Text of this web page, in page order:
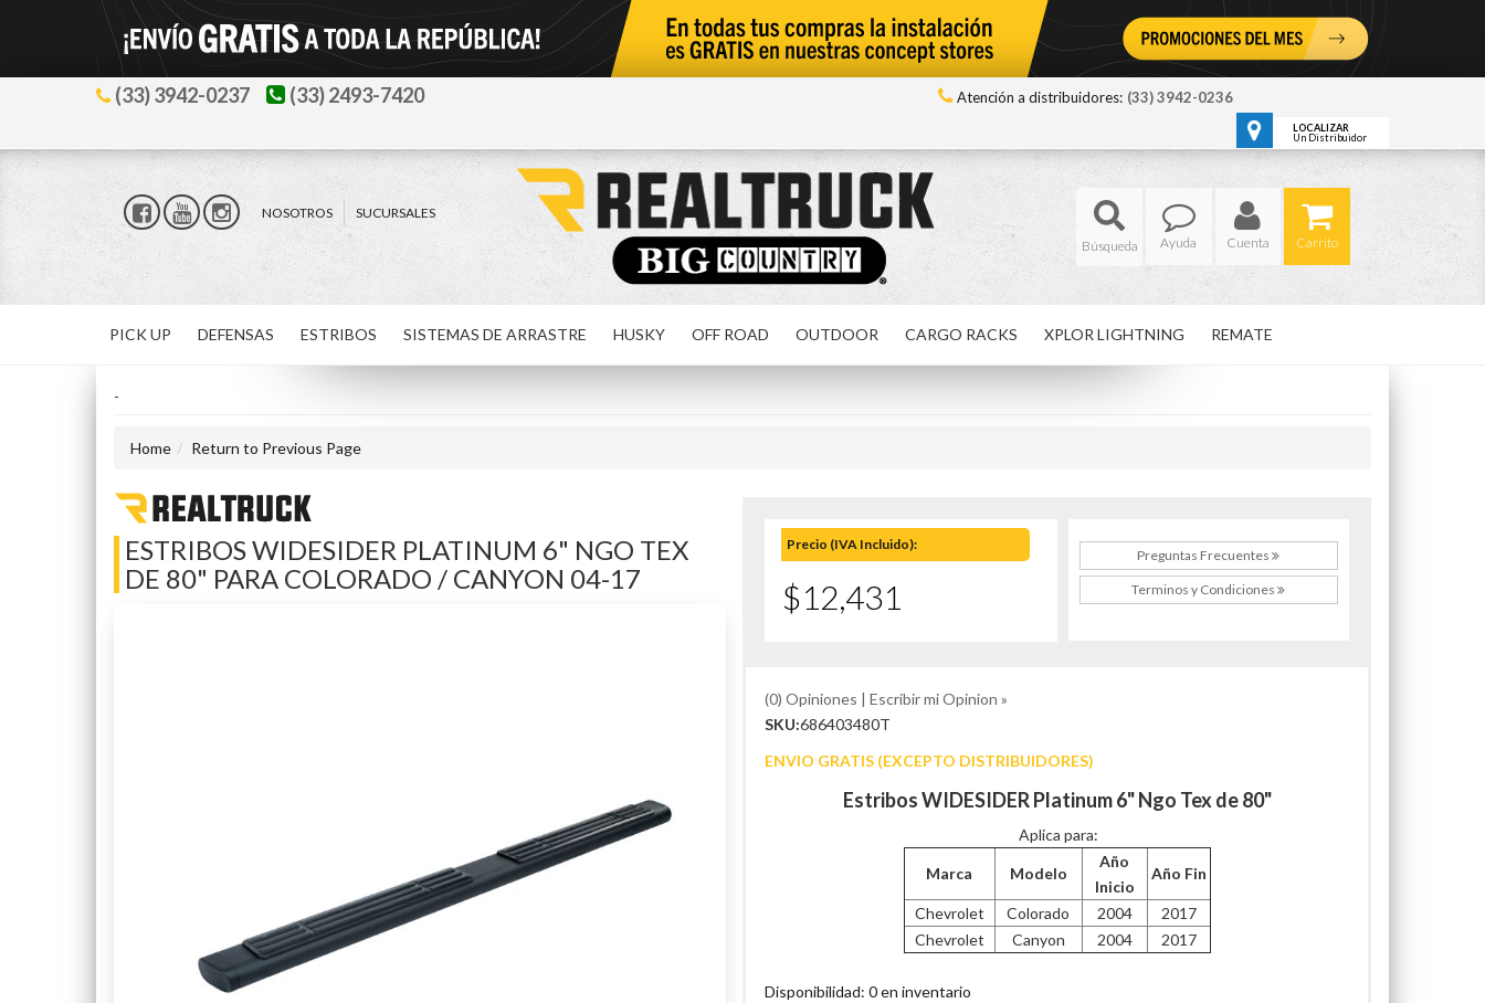
(33) 3942-0237 (33) 2493-7420 Atención a distribuidores: (33) 3942-0236
LOCALIZAR
Un Distribuidor
NOSOTROS
SUCURSALES
Ayuda
Cuenta Carrito
PICK UP DEFENSAS ESTRIBOS SISTEMAS DE ARRASTRE HUSKY OFF ROAD OUTDOOR CARGO RACKS XPLOR LIGHTNING REMATE
-
Home Return to Previous Page
ESTRIBOS WIDESIDER PLATINUM 6" NGO TEX
DE 80" PARA COLORADO / CANYON 04-17
Precio (IVA Incluido):
$12,431
Preguntas Frecuentes
Terminos y Condiciones
(0) Opiniones | Escribir mi Opinion »
SKU:686403480T
ENVIO GRATIS (EXCEPTO DISTRIBUIDORES)
Estribos WIDESIDER Platinum 6" Ngo Tex de 80"
Aplica para:
Marca Modelo
Año
Inicio
Año Fin
Chevrolet Colorado 2004
2017
Chevrolet
Canyon 2004 2017
Disponibilidad: 0 en inventario